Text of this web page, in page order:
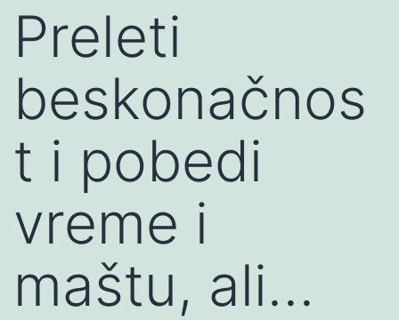
Preleti
beskonačnos
t i pobedi
vreme i
maštu, ali…